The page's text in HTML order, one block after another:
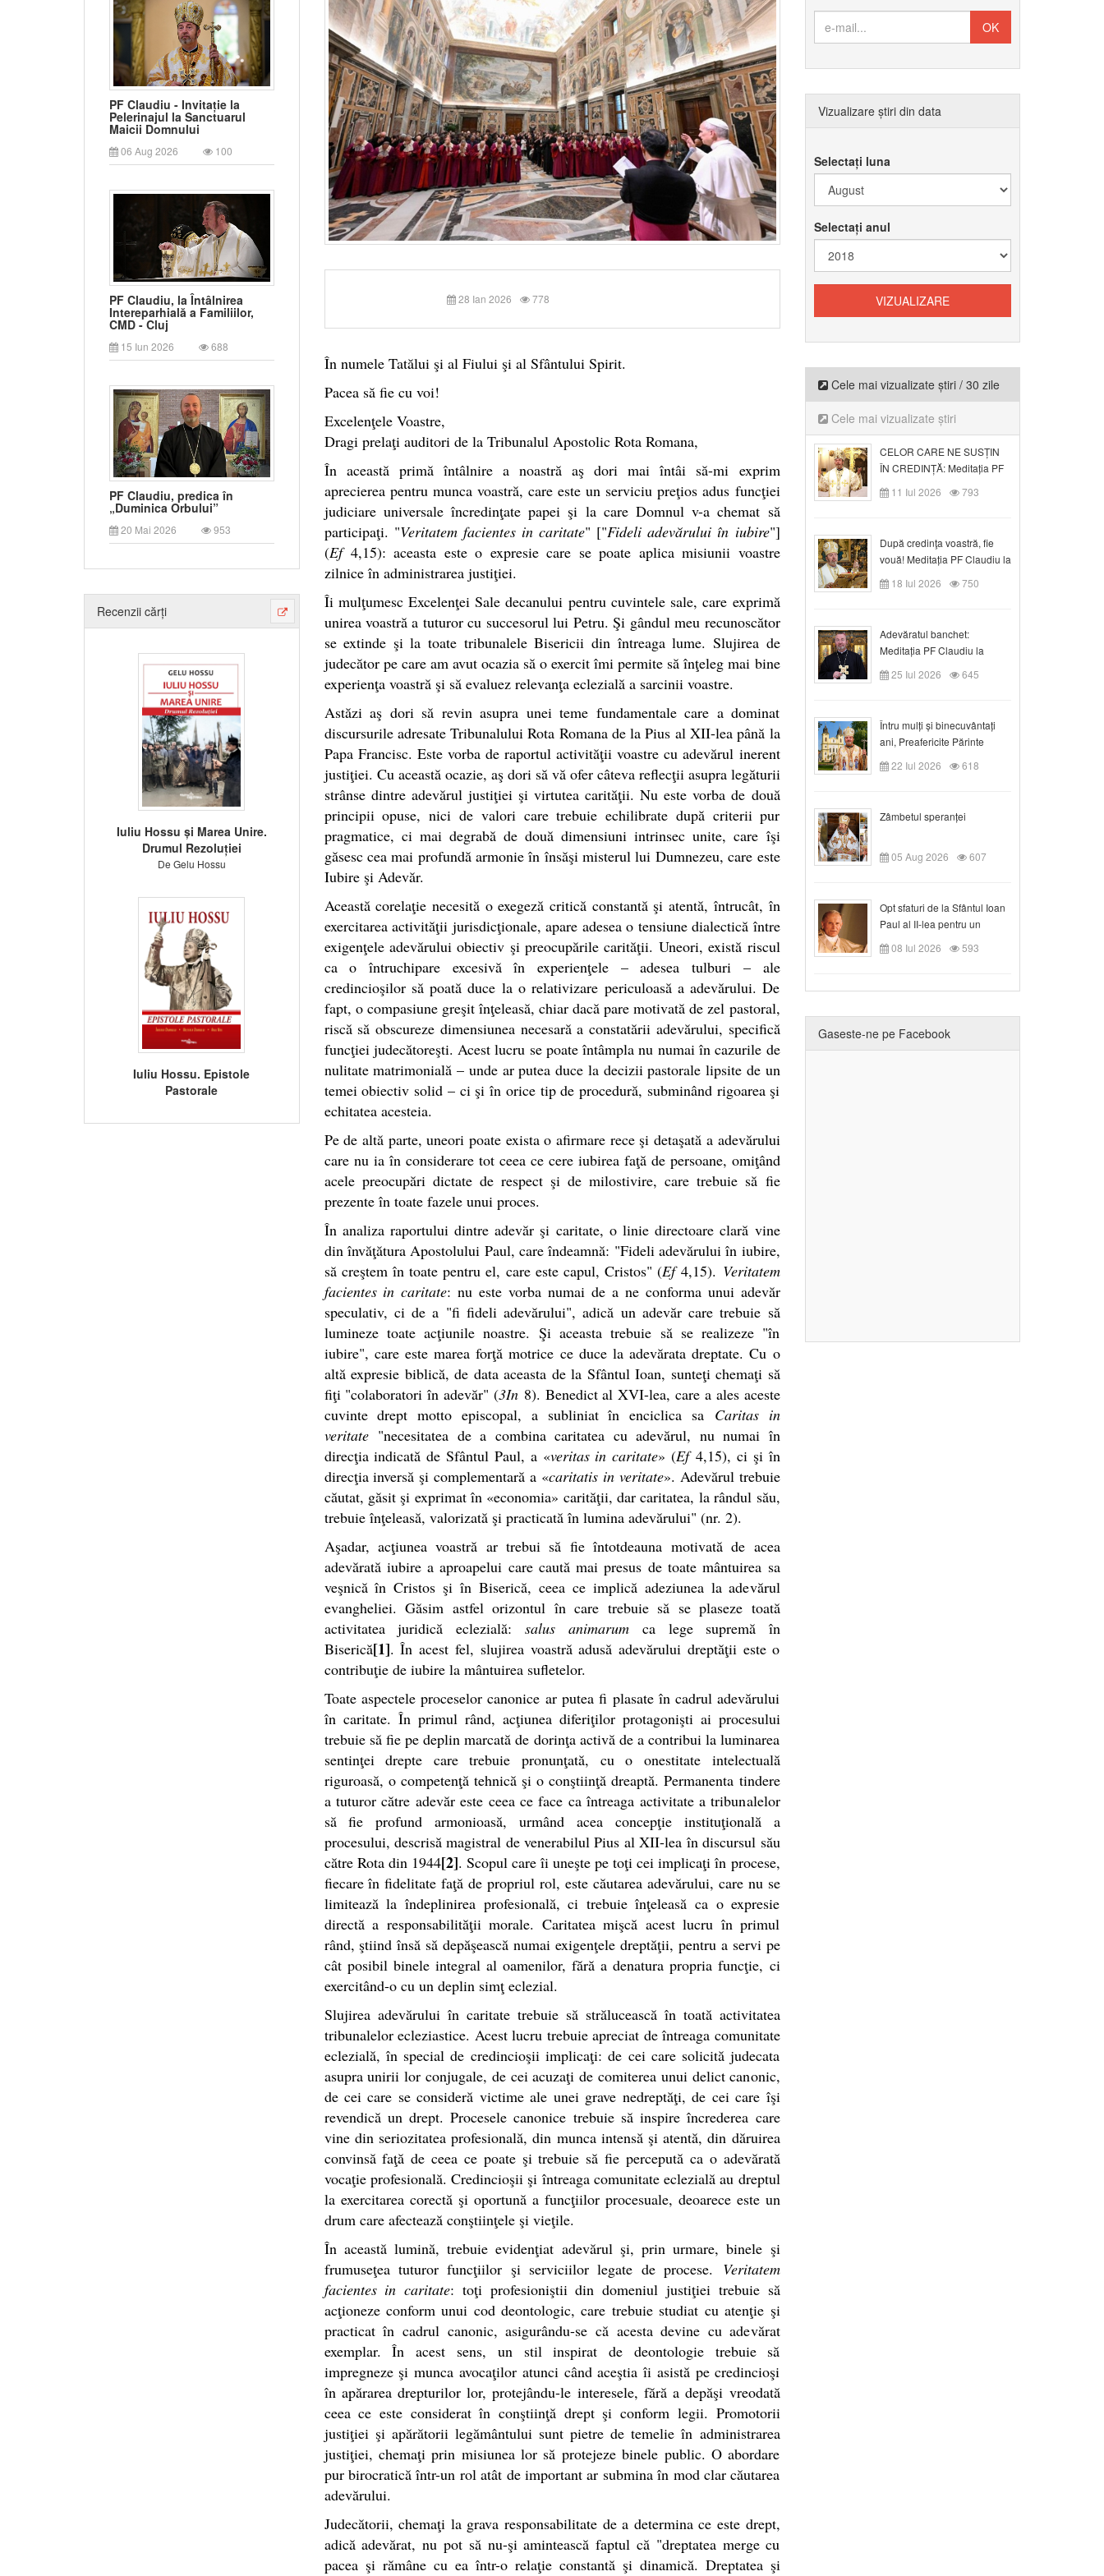
PF Claudiu - Invitație la
Pelerinajul la Sanctuarul
Maicii Domnului
06 Aug 2026 100
PF Claudiu, la Întâlnirea
Intereparhială a Familiilor,
CMD - Cluj
15 Iun 2026 688
PF Claudiu, predica în
„Duminica Orbului”
20 Mai 2026 953
Recenzii cărți
Iuliu Hossu și Marea Unire.
Drumul Rezoluției
De Gelu Hossu
Iuliu Hossu. Epistole
Pastorale
28 Ian 2026 778
În numele Tatălui şi al Fiului şi al Sfântului Spirit.
Pacea să fie cu voi!
Excelenţele Voastre,
Dragi prelaţi auditori de la Tribunalul Apostolic Rota Romana,
În această primă întâlnire a noastră aş dori mai întâi să-mi exprim
aprecierea pentru munca voastră, care este un serviciu preţios adus funcţiei
judiciare universale încredinţate papei şi la care Domnul v-a chemat să
participaţi. "Veritatem facientes in caritate" ["Fideli adevărului în iubire"]
(Ef4,15): aceasta este o expresie care se poate aplica misiunii voastre
zilnice în administrarea justiţiei.
Îi mulţumesc Excelenţei Sale decanului pentru cuvintele sale, care exprimă
unirea voastră a tuturor cu succesorul lui Petru. Şi gândul meu recunoscător
se extinde şi la toate tribunalele Bisericii din întreaga lume. Slujirea de
judecător pe care am avut ocazia să o exercit îmi permite să înţeleg mai bine
experienţa voastră şi să evaluez relevanţa eclezială a sarcinii voastre.
Astăzi aş dori să revin asupra unei teme fundamentale care a dominat
discursurile adresate Tribunalului Rota Romana de la Pius al XII-lea până la
Papa Francisc. Este vorba de raportul activităţii voastre cu adevărul inerent
justiţiei. Cu această ocazie, aş dori să vă ofer câteva reflecţii asupra legăturii
strânse dintre adevărul justiţiei şi virtutea carităţii. Nu este vorba de două
principii opuse, nici de valori care trebuie echilibrate după criterii pur
pragmatice, ci mai degrabă de două dimensiuni intrinsec unite, care îşi
găsesc cea mai profundă armonie în însăşi misterul lui Dumnezeu, care este
Iubire şi Adevăr.
Această corelaţie necesită o exegeză critică constantă şi atentă, întrucât, în
exercitarea activităţii jurisdicţionale, apare adesea o tensiune dialectică între
exigenţele adevărului obiectiv şi preocupările carităţii. Uneori, există riscul
ca o întruchipare excesivă în experienţele – adesea tulburi – ale
credincioşilor să poată duce la o relativizare periculoasă a adevărului. De
fapt, o compasiune greşit înţeleasă, chiar dacă pare motivată de zel pastoral,
riscă să obscureze dimensiunea necesară a constatării adevărului, specifică
funcţiei judecătoreşti. Acest lucru se poate întâmpla nu numai în cazurile de
nulitate matrimonială – unde ar putea duce la decizii pastorale lipsite de un
temei obiectiv solid – ci şi în orice tip de procedură, subminând rigoarea şi
echitatea acesteia.
Pe de altă parte, uneori poate exista o afirmare rece şi detaşată a adevărului
care nu ia în considerare tot ceea ce cere iubirea faţă de persoane, omiţând
acele preocupări dictate de respect şi de milostivire, care trebuie să fie
prezente în toate fazele unui proces.
În analiza raportului dintre adevăr şi caritate, o linie directoare clară vine
din învăţătura Apostolului Paul, care îndeamnă: "Fideli adevărului în iubire,
să creştem în toate pentru el, care este capul, Cristos" (Ef4,15). Veritatem
facientes in caritate: nu este vorba numai de a ne conforma unui adevăr
speculativ, ci de a "fi fideli adevărului", adică un adevăr care trebuie să
lumineze toate acţiunile noastre. Şi aceasta trebuie să se realizeze "în
iubire", care este marea forţă motrice ce duce la adevărata dreptate. Cu o
altă expresie biblică, de data aceasta de la Sfântul Ioan, sunteţi chemaţi să
fiţi "colaboratori în adevăr" (3In8). Benedict al XVI-lea, care a ales aceste
cuvinte drept motto episcopal, a subliniat în enciclica sa Caritas in
veritate"necesitatea de a combina caritatea cu adevărul, nu numai în
direcţia indicată de Sfântul Paul, a «veritas in caritate» (Ef4,15), ci şi în
direcţia inversă şi complementară a «caritatis in veritate». Adevărul trebuie
căutat, găsit şi exprimat în «economia» carităţii, dar caritatea, la rândul său,
trebuie înţeleasă, valorizată şi practicată în lumina adevărului" (nr. 2).
Aşadar, acţiunea voastră ar trebui să fie întotdeauna motivată de acea
adevărată iubire a aproapelui care caută mai presus de toate mântuirea sa
veşnică în Cristos şi în Biserică, ceea ce implică adeziunea la adevărul
evangheliei. Găsim astfel orizontul în care trebuie să se plaseze toată
activitatea juridică eclezială: salus animarumca lege supremă în
Biserică[1]. În acest fel, slujirea voastră adusă adevărului dreptăţii este o
contribuţie de iubire la mântuirea sufletelor.
Toate aspectele proceselor canonice ar putea fi plasate în cadrul adevărului
în caritate. În primul rând, acţiunea diferiţilor protagonişti ai procesului
trebuie să fie pe deplin marcată de dorinţa activă de a contribui la luminarea
sentinţei drepte care trebuie pronunţată, cu o onestitate intelectuală
riguroasă, o competenţă tehnică şi o conştiinţă dreaptă. Permanenta tindere
a tuturor către adevăr este ceea ce face ca întreaga activitate a tribunalelor
să fie profund armonioasă, urmând acea concepţie instituţională a
procesului, descrisă magistral de venerabilul Pius al XII-lea în discursul său
către Rota din 1944[2]. Scopul care îi uneşte pe toţi cei implicaţi în procese,
fiecare în fidelitate faţă de propriul rol, este căutarea adevărului, care nu se
limitează la îndeplinirea profesională, ci trebuie înţeleasă ca o expresie
directă a responsabilităţii morale. Caritatea mişcă acest lucru în primul
rând, ştiind însă să depăşească numai exigenţele dreptăţii, pentru a servi pe
cât posibil binele integral al oamenilor, fără a denatura propria funcţie, ci
exercitând-o cu un deplin simţ eclezial.
Slujirea adevărului în caritate trebuie să strălucească în toată activitatea
tribunalelor ecleziastice. Acest lucru trebuie apreciat de întreaga comunitate
eclezială, în special de credincioşii implicaţi: de cei care solicită judecata
asupra unirii lor conjugale, de cei acuzaţi de comiterea unui delict canonic,
de cei care se consideră victime ale unei grave nedreptăţi, de cei care îşi
revendică un drept. Procesele canonice trebuie să inspire încrederea care
vine din seriozitatea profesională, din munca intensă şi atentă, din dăruirea
convinsă faţă de ceea ce poate şi trebuie să fie percepută ca o adevărată
vocaţie profesională. Credincioşii şi întreaga comunitate eclezială au dreptul
la exercitarea corectă şi oportună a funcţiilor procesuale, deoarece este un
drum care afectează conştiinţele şi vieţile.
În această lumină, trebuie evidenţiat adevărul şi, prin urmare, binele şi
frumuseţea tuturor funcţiilor şi serviciilor legate de procese. Veritatem
facientes in caritate: toţi profesioniştii din domeniul justiţiei trebuie să
acţioneze conform unui cod deontologic, care trebuie studiat cu atenţie şi
practicat în cadrul canonic, asigurându-se că acesta devine cu adevărat
exemplar. În acest sens, un stil inspirat de deontologie trebuie să
impregneze şi munca avocaţilor atunci când aceştia îi asistă pe credincioşi
în apărarea drepturilor lor, protejându-le interesele, fără a depăşi vreodată
ceea ce este considerat în conştiinţă drept şi conform legii. Promotorii
justiţiei şi apărătorii legământului sunt pietre de temelie în administrarea
justiţiei, chemaţi prin misiunea lor să protejeze binele public. O abordare
pur birocratică într-un rol atât de important ar submina în mod clar căutarea
adevărului.
Judecătorii, chemaţi la grava responsabilitate de a determina ce este drept,
adică adevărat, nu pot să nu-şi amintească faptul că "dreptatea merge cu
pacea şi rămâne cu ea într-o relaţie constantă şi dinamică. Dreptatea şi
Vizualizare știri din data
Selectați luna
Selectați anul
Cele mai vizualizate știri / 30 zile
Cele mai vizualizate știri
CELOR CARE NE SUSȚIN
ÎN CREDINȚĂ: Meditația PF
Claudiu la Duminica a VI-a
după Rusalii
11 Iul 2026 793
După credinţa voastră, fie
vouă! Meditația PF Claudiu la
duminica a VII-a după Rusalii
18 Iul 2026 750
Adevăratul banchet:
Meditația PF Claudiu la
Duminica a VIII-a după
Rusalii
25 Iul 2026 645
Întru mulți și binecuvântați
ani, Preafericite Părinte
Claudiu!
22 Iul 2026 618
Zâmbetul speranței
05 Aug 2026 607
Opt sfaturi de la Sfântul Ioan
Paul al II-lea pentru un
creștin
08 Iul 2026 593
Gaseste-ne pe Facebook